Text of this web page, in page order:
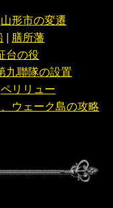
山形市の変遷
| 膳所藩
台の役
九聯隊の設置
ペリリュー
ウェーク島の攻略